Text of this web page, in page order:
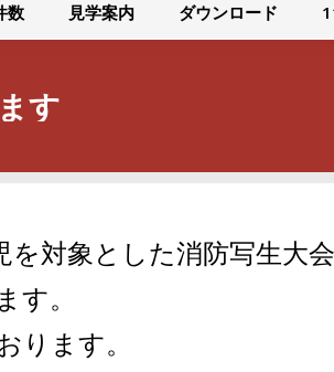
数 見学案内 ダウンロード
す
対象とした消防写生大
す。
ります。